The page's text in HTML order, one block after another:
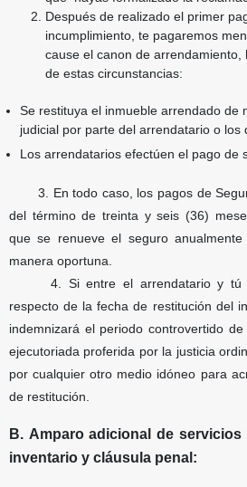
Después de realizado el primer
incumplimiento, te pagaremos
cause el canon de arrendamiento,
de estas circunstancias:
Se restituya el inmueble arrendado de
judicial por parte del arrendatario o los
Los arrendatarios efectúen el pago de
3. En todo caso, los pagos de
del término de treinta y seis (36)
que se renueve el seguro
manera oportuna.
4. Si entre el arrendatario y tú
respecto de la fecha de restitución del
indemnizará el periodo controvertido
ejecutoriada proferida por la justicia
por cualquier otro medio idóneo para
de restitución.
B. Amparo adicional de
inventario y cláusula penal: